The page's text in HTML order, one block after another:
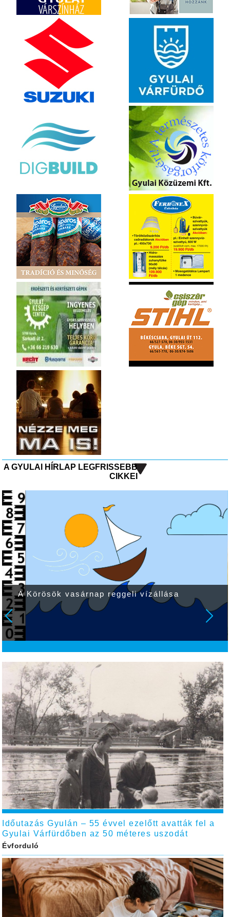
A GYULAI HÍRLAP LEGFRISSEBB
CIKKEI
A Körösök vasárnap reggeli vízállása
Időutazás Gyulán – 55 évvel ezelőtt avatták fel a
Gyulai Várfürdőben az 50 méteres uszodát
Évforduló